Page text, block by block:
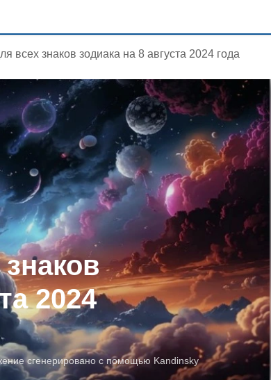
всех знаков зодиака на 8 августа 2024 года
2024
сгенерировано с помощью Kandinsky